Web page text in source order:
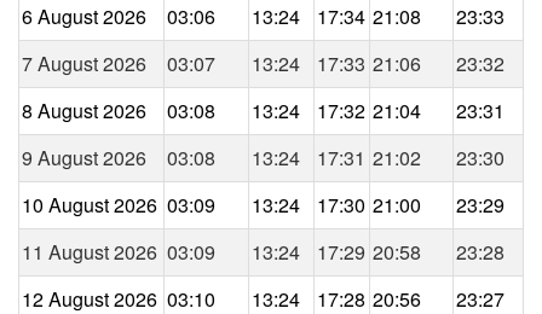
6 August 2026
03:06 13:24 17:34 21:08
23:33
7 August 2026
03:07 13:24 17:33 21:06
23:32
8 August 2026
03:08 13:24 17:32 21:04
23:31
9 August 2026
03:08 13:24 17:31 21:02
23:30
10 August 2026 03:09 13:24 17:30 21:00
23:29
11 August 2026 03:09 13:24 17:29 20:58
23:28
12 August 2026 03:10 13:24 17:28 20:56
23:27